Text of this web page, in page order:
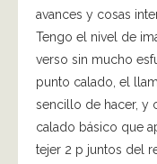
avances y cosas
Tengo el nivel de
verso sin mucho
punto calado, el
sencillo de hacer, y
calado básico que
tejer 2 p juntos del